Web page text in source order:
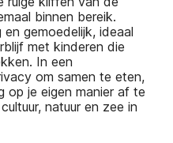
binnen bereik.
gemoedelijk, ideaal
met kinderen die
In een
om samen te eten,
op je eigen manier af te
natuur en zee in